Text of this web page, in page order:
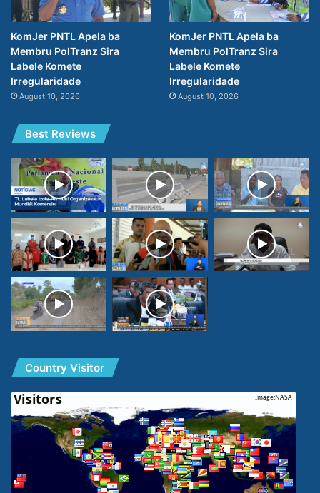
KomJer PNTL Apela ba
Membru PolTranz Sira
Labele Komete
Irregularidade
August 10, 2026
KomJer PNTL Apela ba
Membru PolTranz Sira
Labele Komete
Irregularidade
August 10, 2026
Best Reviews
Country Visitor